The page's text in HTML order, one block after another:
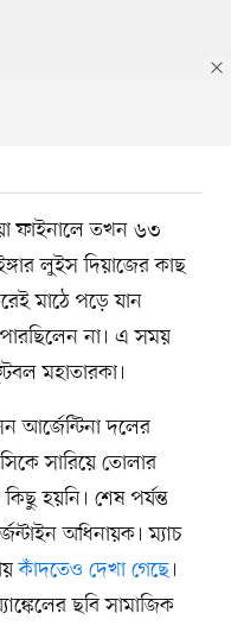
ফাইনালে তখন ৬৩
লুইস দিয়াজের কাছ
মাঠে পড়ে যান
না। এ সময়
মহাতারকা।
আর্জেন্টিনা দলের
সারিয়ে তোলার
হয়নি। শেষ পর্যন্ত
অধিনায়ক। ম্যাচ
কাঁদতেও দেখা গেছে।
ছবি সামাজিক